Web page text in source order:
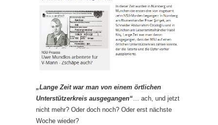
„Lange Zeit war man von einem örtlichen
Unterstützerkreis ausgegangen“ … ach, und jetzt
nicht mehr? Oder doch noch? Oder erst nächste
Woche wieder?